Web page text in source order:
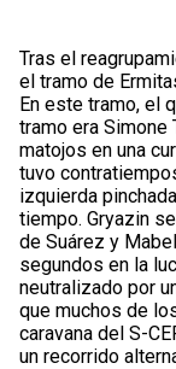
Tras el
el tramo de
En este tramo, el
tramo era Simone
matojos en una
tuvo
izquierda
tiempo. Gryazin
de Suárez y
segundos en la
neutralizado por
que muchos de
caravana del S-
un recorrido